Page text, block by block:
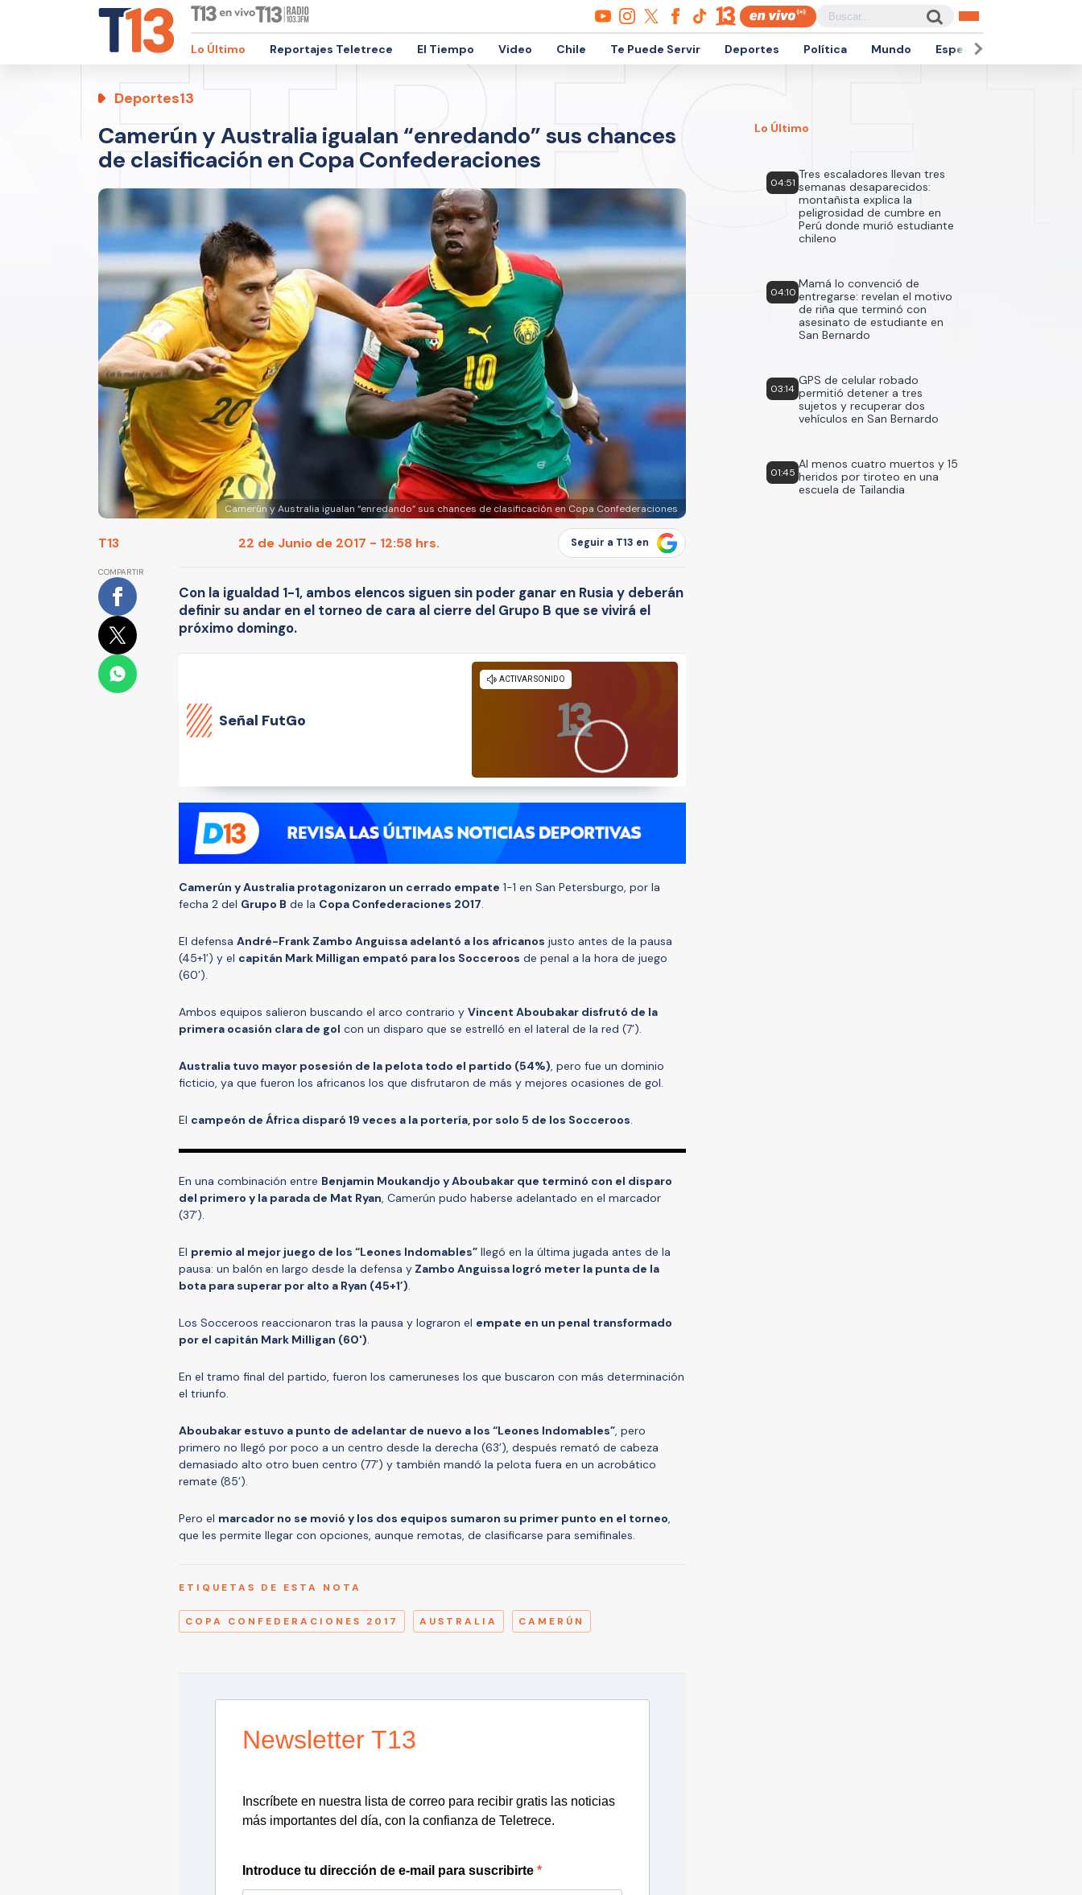
Lo Último Reportajes Teletrece El Tiempo Video Chile Te Puede Servir Deportes Política Mundo Espectáculos
Deportes13
Camerún y Australia igualan “enredando” sus chances
de clasificación en Copa Confederaciones
Camerún y Australia igualan “enredando” sus chances de clasificación en Copa Confederaciones
T13 22 de Junio de 2017 - 12:58 hrs. Seguir a T13 en
COMPARTIR
Con la igualdad 1-1, ambos elencos siguen sin poder ganar en Rusia y deberán
definir su andar en el torneo de cara al cierre del Grupo B que se vivirá el
próximo domingo.
Señal FutGo
Camerún y Australia protagonizaron un cerrado empate 1-1 en San Petersburgo, por la
fecha 2 del Grupo B de la Copa Confederaciones 2017.
El defensa André-Frank Zambo Anguissa adelantó a los africanos justo antes de la pausa
(45+1’) y el capitán Mark Milligan empató para los Socceroos de penal a la hora de juego
(60’).
Ambos equipos salieron buscando el arco contrario y Vincent Aboubakar disfrutó de la
primera ocasión clara de gol con un disparo que se estrelló en el lateral de la red (7’).
Australia tuvo mayor posesión de la pelota todo el partido (54%), pero fue un dominio
ficticio, ya que fueron los africanos los que disfrutaron de más y mejores ocasiones de gol.
El campeón de África disparó 19 veces a la portería, por solo 5 de los Socceroos.
En una combinación entre Benjamin Moukandjo y Aboubakar que terminó con el disparo
del primero y la parada de Mat Ryan, Camerún pudo haberse adelantado en el marcador
(37’).
El premio al mejor juego de los “Leones Indomables” llegó en la última jugada antes de la
pausa: un balón en largo desde la defensa y Zambo Anguissa logró meter la punta de la
bota para superar por alto a Ryan (45+1’).
Los Socceroos reaccionaron tras la pausa y lograron el empate en un penal transformado
por el capitán Mark Milligan (60').
En el tramo final del partido, fueron los cameruneses los que buscaron con más determinación
el triunfo.
Aboubakar estuvo a punto de adelantar de nuevo a los “Leones Indomables”, pero
primero no llegó por poco a un centro desde la derecha (63’), después remató de cabeza
demasiado alto otro buen centro (77’) y también mandó la pelota fuera en un acrobático
remate (85’).
Pero el marcador no se movió y los dos equipos sumaron su primer punto en el torneo,
que les permite llegar con opciones, aunque remotas, de clasificarse para semifinales.
ETIQUETAS DE ESTA NOTA
COPA CONFEDERACIONES 2017 AUSTRALIA CAMERÚN
Newsletter T13
Inscríbete en nuestra lista de correo para recibir gratis las noticias
más importantes del día, con la confianza de Teletrece.
Introduce tu dirección de e-mail para suscribirte
Lo Último
04:51
Tres escaladores llevan tres
semanas desaparecidos:
montañista explica la
peligrosidad de cumbre en
Perú donde murió estudiante
chileno
04:10
Mamá lo convenció de
entregarse: revelan el motivo
de riña que terminó con
asesinato de estudiante en
San Bernardo
03:14
GPS de celular robado
permitió detener a tres
sujetos y recuperar dos
vehículos en San Bernardo
01:45
Al menos cuatro muertos y 15
heridos por tiroteo en una
escuela de Tailandia